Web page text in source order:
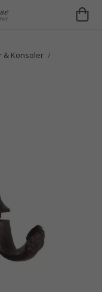
& Konsoler /